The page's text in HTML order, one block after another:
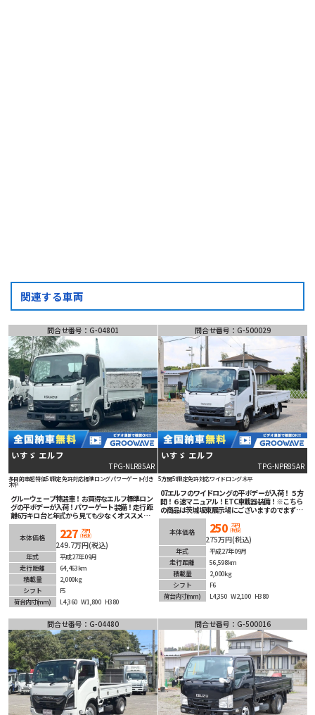
関連する車両
問合せ番号：G-04801
いすゞ エルフ
TPG-NLR85AR
多目的車超特価5t限定免許対応標準ロングパワーゲート付き
木平
グルーウェーブ特選車！お買得なエルフ標準ロン
グの平ボデーが入荷！パワーゲート装備！走行距
離6万キロ台と年式から見ても少なくオススメ！5
速マニュアル！ETC車載器装備！
本体価格 227 万円
(税抜)
249.7万円(税込)
年式
平成27年09月
走行距離
64,463km
積載量
2,000kg
シフト
F5
荷台内寸(mm) L4,360 W1,800 H380
問合せ番号：G-500029
いすゞ エルフ
TPG-NPR85AR
5方開5t限定免許対応ワイドロング木平
07エルフのワイドロングの平ボデーが入荷！５方
開！６速マニュアル！ETC車載器装備！※こちら
の商品は茨城坂東展示場にございますのでまずは
お問合せ下さい！
本体価格 250 万円
(税抜)
275万円(税込)
年式
平成27年09月
走行距離
56,598km
積載量
2,000kg
シフト
F6
荷台内寸(mm) L4,350 W2,100 H380
問合せ番号：G-04480 問合せ番号：G-500016